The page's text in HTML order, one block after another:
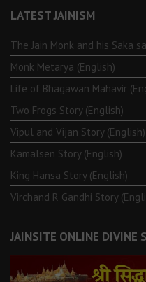
LATEST JAINISM
The Jain Monk and his Saka
Monk Metarya (English)
Life of Bhagawän Mahävir
Two Frogs Story (English)
Vipul and Vijan Story (English)
Kamalsen Story (English)
King Hansa Story (English)
Virchand R Gandhi Story
JAINSITE ONLINE DIVINE